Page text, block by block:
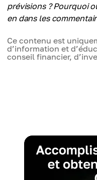
prévisions ? Pourquoi
en dans les
Ce contenu est
d’information et
conseil financier,